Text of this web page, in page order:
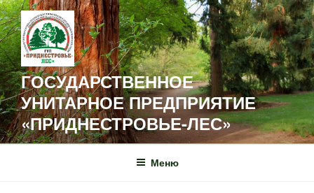
Перейти
к
содержимому
ГОСУДАРСТВЕННОЕ
УНИТАРНОЕ ПРЕДПРИЯТИЕ
«ПРИДНЕСТРОВЬЕ-ЛЕС»
Меню